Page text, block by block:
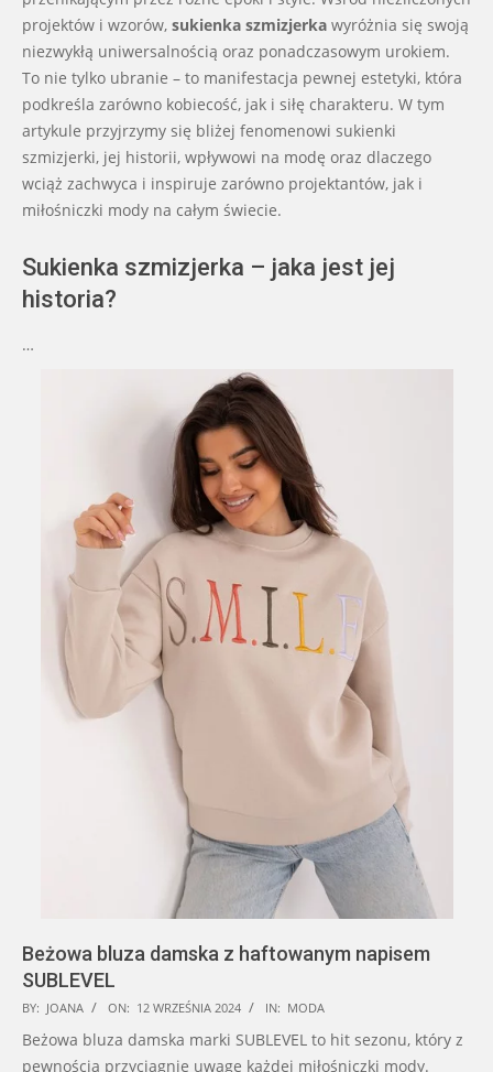
projektów i wzorów, sukienka szmizjerka wyróżnia się swoją
niezwykłą uniwersalnością oraz ponadczasowym urokiem.
To nie tylko ubranie – to manifestacja pewnej estetyki, która
podkreśla zarówno kobiecość, jak i siłę charakteru. W tym
artykule przyjrzymy się bliżej fenomenowi sukienki
szmizjerki, jej historii, wpływowi na modę oraz dlaczego
wciąż zachwyca i inspiruje zarówno projektantów, jak i
miłośniczki mody na całym świecie.
Sukienka szmizjerka – jaka jest jej
historia?
…
Beżowa bluza damska z haftowanym napisem
SUBLEVEL
2024-
09-
12
BY: JOANA ON: 12 WRZEŚNIA 2024 IN: MODA
Beżowa bluza damska marki SUBLEVEL to hit sezonu, który z
pewnością przyciągnie uwagę każdej miłośniczki mody.